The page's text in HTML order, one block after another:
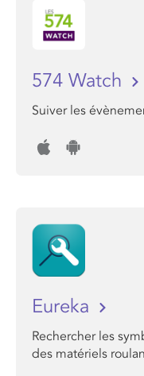
574 Watch
Suiver les
Eureka
Rechercher les
des matériels